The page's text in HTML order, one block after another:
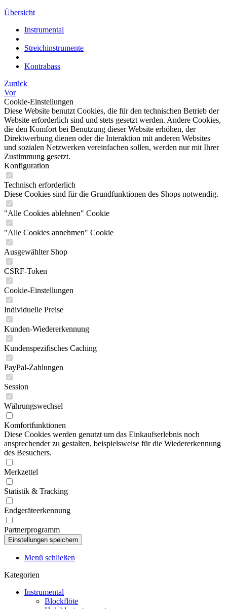
Übersicht
Instrumental
Streichinstrumente
Kontrabass
Zurück
Vor
Cookie-Einstellungen
Diese Website benutzt Cookies, die für den technischen Betrieb der
Website erforderlich sind und stets gesetzt werden. Andere Cookies,
die den Komfort bei Benutzung dieser Website erhöhen, der
Direktwerbung dienen oder die Interaktion mit anderen Websites
und sozialen Netzwerken vereinfachen sollen, werden nur mit Ihrer
Zustimmung gesetzt.
Konfiguration
Technisch erforderlich
Diese Cookies sind für die Grundfunktionen des Shops notwendig.
"Alle Cookies ablehnen" Cookie
"Alle Cookies annehmen" Cookie
Ausgewählter Shop
CSRF-Token
Cookie-Einstellungen
Individuelle Preise
Kunden-Wiedererkennung
Kundenspezifisches Caching
PayPal-Zahlungen
Session
Währungswechsel
Komfortfunktionen
Diese Cookies werden genutzt um das Einkaufserlebnis noch
ansprechender zu gestalten, beispielsweise für die Wiedererkennung
des Besuchers.
Merkzettel
Statistik & Tracking
Endgeräteerkennung
Partnerprogramm
Menü schließen
Kategorien
Instrumental
Blockflöte